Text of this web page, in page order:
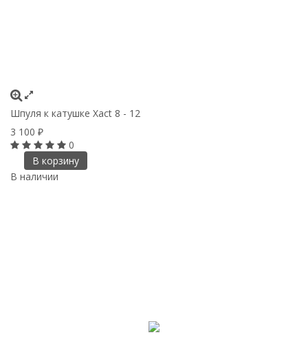
Шпуля к катушке Xact 8 - 12
3 100 ₽
0
В корзину
В наличии